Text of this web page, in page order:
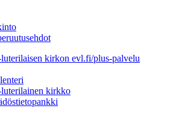
kirkon evl.fi/plus-palvelu
luterilainen kirkko